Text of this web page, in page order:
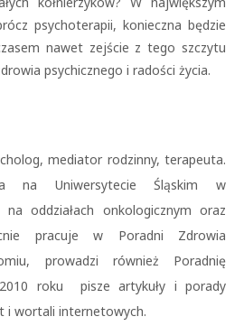
psychoterapii, konieczna będzie
nawet zejście z tego szczytu
psychicznego i radości życia.
mediator rodzinny, terapeuta.
na Uniwersytecie Śląskim w
na oddziałach onkologicznym oraz
pracuje w Poradni Zdrowia
prowadzi również Poradnię
roku pisze artykuły i porady
i wortali internetowych.